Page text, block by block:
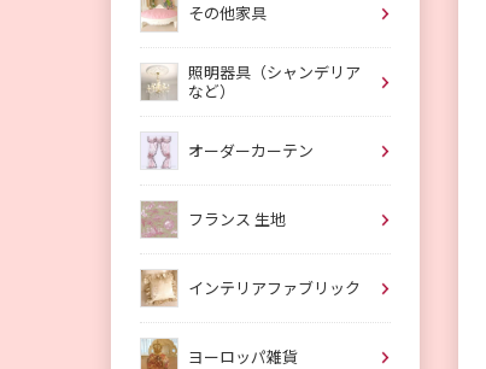
その他家具
照明器具（シャンデリア
など）
オーダーカーテン
フランス 生地
インテリアファブリック
ヨーロッパ雑貨